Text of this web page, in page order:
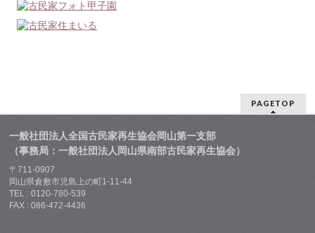
PAGETOP
一般社団法人全国古民家再生協会岡山第一支部
（事務局：一般社団法人岡山県南部古民家再生協会）
〒711-0907
岡山県倉敷市児島上の町1-11-44
TEL : 0120-780-539
FAX : 086-472-4436